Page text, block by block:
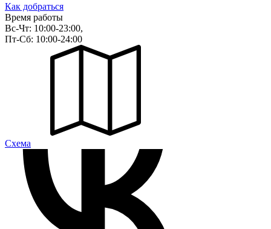
Как добраться
Время работы
Вс-Чт: 10:00-23:00,
Пт-Сб: 10:00-24:00
Cхема